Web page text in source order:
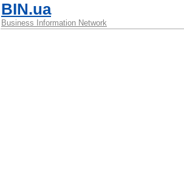
BIN.ua
Business Information Network